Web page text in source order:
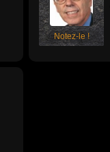
Notez-le !